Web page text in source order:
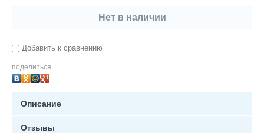
Нет в наличии
Добавить к сравнению
поделиться
Описание
Отзывы